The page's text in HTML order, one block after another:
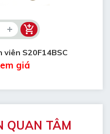
viên S20F14BSC
giá
QUAN TÂM